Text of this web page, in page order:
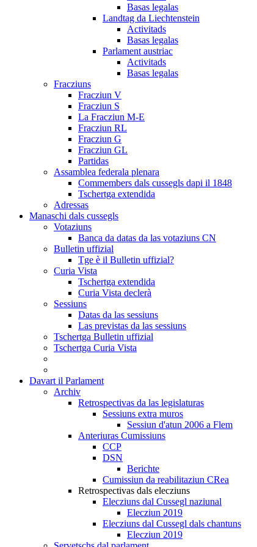
Basas legalas
Landtag da Liechtenstein
Activitads
Basas legalas
Parlament austriac
Activitads
Basas legalas
Fracziuns
Fracziun V
Fracziun S
La Fracziun M-E
Fracziun RL
Fracziun G
Fracziun GL
Partidas
Assamblea federala plenara
Commembers dals cussegls dapi il 1848
Tschertga extendida
Adressas
Manaschi dals cussegls
Votaziuns
Banca da datas da las votaziuns CN
Bulletin uffizial
Tge è il Bulletin uffizial?
Curia Vista
Tschertga extendida
Curia Vista declerà
Sessiuns
Datas da las sessiuns
Las previstas da las sessiuns
Tschertga Bulletin uffizial
Tschertga Curia Vista
Davart il Parlament
Archiv
Retrospectivas da las legislaturas
Sessiuns extra muros
Sessiun d'atun 2006 a Flem
Anteriuras Cumissiuns
CCP
DSN
Berichte
Cumissiun da reabilitaziun CRea
Retrospectivas dals elecziuns
Elecziuns dal Cussegl naziunal
Elecziun 2019
Elecziuns dal Cussegl dals chantuns
Elecziun 2019